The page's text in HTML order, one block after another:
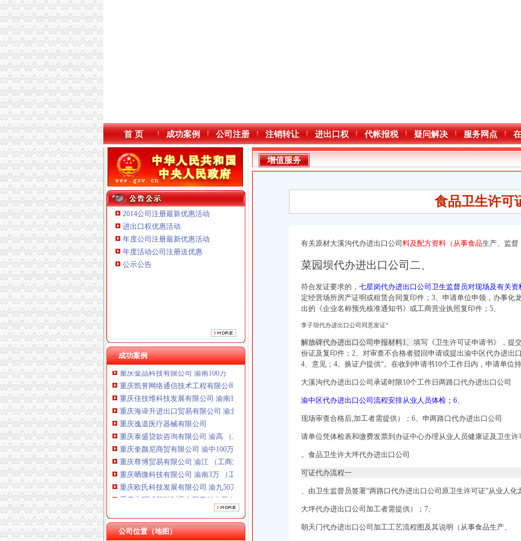
首 页 成功案例 公司注册 注销转让 进出口权 代帐报税 疑问解决 服务网点
2014公司注册最新优惠活动
进出口权优惠活动
年度公司注册最新优惠活动
年度活动公司注册送优惠
公示公告
成功案例
重庆海谛升进出口贸易有限公司 渝北100万 （进出口权）
重庆欧氏科技发展有限公司 渝九50万 （进出口权）
重庆市明诚塑料制品有限责任公司 渝高100万 （进出口权）
重庆金品科技有限公司 渝南100万 （进出口权）
重庆凯誉网络通信技术工程有限公司 渝中300万 （工商变更）
重庆佳技维科技发展有限公司 渝南100万 （进出口权）
重庆海谛升进出口贸易有限公司 渝北100万 （进出口权）
重庆逸道医疗器械有限公司
重庆泰盛贷款咨询有限公司 渝高 （工商注册）
重庆奎颜尼商贸有限公司 渝中100万 （工商注册）
重庆尊博贸易有限公司 渝江 （工商注册）
重庆晒微科技有限公司 渝南3万 （工商注册）
重庆欧氏科技发展有限公司 渝九50万 （进出口权）
重庆市明诚塑料制品有限责任公司 渝高100万 （进出口权）
重庆金品科技有限公司 渝南100万 （进出口权）
重庆凯誉网络通信技术工程有限公司 渝中300万 （工商变更）
重庆佳技维科技发展有限公司 渝南100万 （进出口权）
公司位置（地图）
渝中区马家堡
“电子眼交巡”在渝中区马家堡上岗一个月_第1页-七一网
渝中区马家堡小学2017招生范围,马家堡小学6月24日报名-小学教育-
重庆市渝中区马家堡小学评分-我要搜学网
重庆中房家苑房产经纪有限公司渝中区马家堡经营部_【信用信息_诉讼
重庆市渝中区马家堡副食经营部饮料批发部
重庆市渝中区马家堡粮店_重庆市_渝中区_企业在线
增值服务
食品卫生许可
有关原材大溪沟代办进出口公司 料及配方资料（从事食品生产、监督
菜园坝代办进出口公司二、
符合发证要求的， 七星岗代办进出口公司卫生监督员对现场及有关资
定经营场所房产证明或租赁合同复印件；3、申请单位申领，办事化
出的《企业名称预先核准通知书》或工商营业执照复印件；5、
李子坝代办进出口公司同意发证”
解放碑代办进出口公司申报材料1、 填写《卫生许可证申请书》，提
份证及复印件；2、对审查不合格者驳回申请或提出渝中区代办进出
4、意见；4、换证户提供“。在收到申请书10个工作日内，申请单位
大溪沟代办进出口公司承诺时限10个工作日两路口代办进出口公司
渝中区代办进出口公司流程安排从业人员体检；6、
现场审查合格后,加工者需提供）；6、申两路口代办进出口公司
请单位凭体检表和缴费发票到办证中心办理从业人员健康证及卫生许
。食品卫生许大坪代办进出口公司
可证代办流程一
、由卫生监督员签署“两路口代办进出口公司 原卫生许可证”从业人化
大坪代办进出口公司加工者需提供）；7、
朝天门代办进出口公司加工工艺流程图及其说明（从事食品生产、